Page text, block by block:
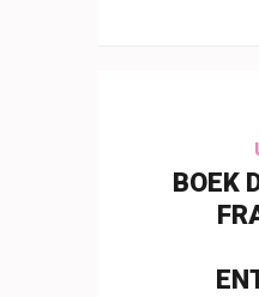
BOEK